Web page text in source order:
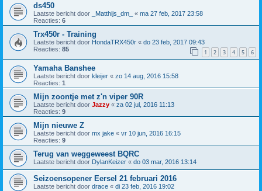
ds450
Laatste bericht door _Matthijs_dm_ « ma 27 feb, 2017 23:58
Reacties: 6
Trx450r - Training
Laatste bericht door HondaTRX450r « do 23 feb, 2017 09:43
Reacties: 85 1 2 3 4 5 6
Yamaha Banshee
Laatste bericht door kleijer « zo 14 aug, 2016 15:58
Reacties: 1
Mijn zoontje met z'n viper 90R
Laatste bericht door Jazzy « za 02 jul, 2016 11:13
Reacties: 9
Mijn nieuwe Z
Laatste bericht door mx jake « vr 10 jun, 2016 16:15
Reacties: 9
Terug van weggeweest BQRC
Laatste bericht door DylanKeizer « do 03 mar, 2016 13:14
Seizoensopener Eersel 21 februari 2016
Laatste bericht door drace « di 23 feb, 2016 19:02